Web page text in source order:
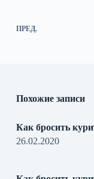
ПРЕД.
Похожие записи
Как бросить
26.02.2020